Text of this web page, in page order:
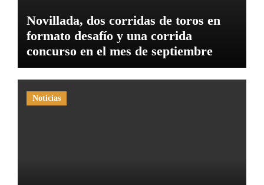
Novillada, dos corridas de toros en
formato desafío y una corrida
concurso en el mes de septiembre
Noticias